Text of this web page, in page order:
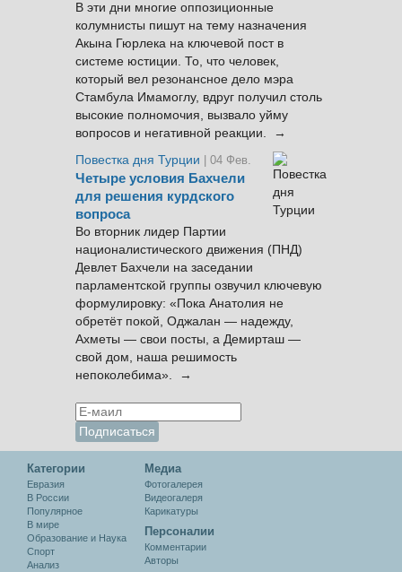
В эти дни многие оппозиционные
колумнисты пишут на тему назначения
Акына Гюрлека на ключевой пост в
системе юстиции. То, что человек,
который вел резонансное дело мэра
Стамбула Имамоглу, вдруг получил столь
высокие полномочия, вызвало уйму
вопросов и негативной реакции. →
Повестка дня Турции
| 04 Фев.
Четыре условия Бахчели
для решения курдского
вопроса
Во вторник лидер Партии
националистического движения (ПНД)
Девлет Бахчели на заседании
парламентской группы озвучил ключевую
формулировку: «Пока Анатолия не
обретёт покой, Оджалан — надежду,
Ахметы — свои посты, а Демирташ —
свой дом, наша решимость
непоколебима». →
Категории
Евразия
В России
Популярное
В мире
Образование и Наука
Спорт
Анализ
Медиа
Фотогалерея
Видеогалеря
Карикатуры
Персоналии
Комментарии
Авторы